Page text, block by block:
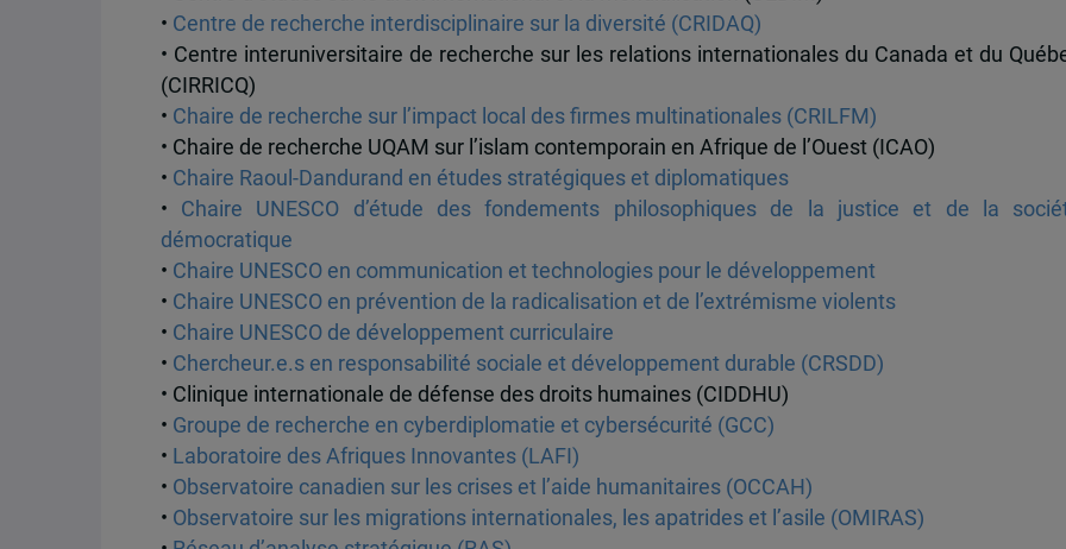
• Centre de recherche interdisciplinaire sur la diversité (CRIDAQ)
• Centre interuniversitaire de recherche sur les relations internationales du Canada et du
(CIRRICQ)
• Chaire de recherche sur l’impact local des firmes multinationales (CRILFM)
• Chaire de recherche UQAM sur l’islam contemporain en Afrique de l’Ouest (ICAO)
• Chaire Raoul-Dandurand en études stratégiques et diplomatiques
• Chaire UNESCO d’étude des fondements philosophiques de la justice et de la
démocratique
• Chaire UNESCO en communication et technologies pour le développement
• Chaire UNESCO en prévention de la radicalisation et de l’extrémisme violents
• Chaire UNESCO de développement curriculaire
• Chercheur.e.s en responsabilité sociale et développement durable (CRSDD)
• Clinique internationale de défense des droits humaines (CIDDHU)
• Groupe de recherche en cyberdiplomatie et cybersécurité (GCC)
• Laboratoire des Afriques Innovantes (LAFI)
• Observatoire canadien sur les crises et l’aide humanitaires (OCCAH)
• Observatoire sur les migrations internationales, les apatrides et l’asile (OMIRAS)